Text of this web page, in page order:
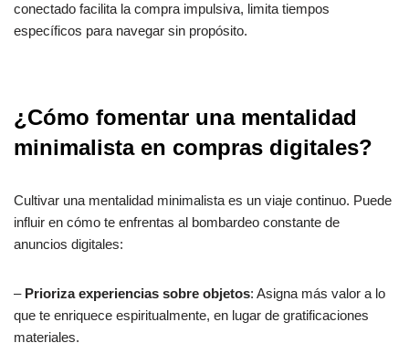
conectado facilita la compra impulsiva, limita tiempos
específicos para navegar sin propósito.
¿Cómo fomentar una mentalidad
minimalista en compras digitales?
Cultivar una mentalidad minimalista es un viaje continuo. Puede
influir en cómo te enfrentas al bombardeo constante de
anuncios digitales:
– Prioriza experiencias sobre objetos: Asigna más valor a lo
que te enriquece espiritualmente, en lugar de gratificaciones
materiales.